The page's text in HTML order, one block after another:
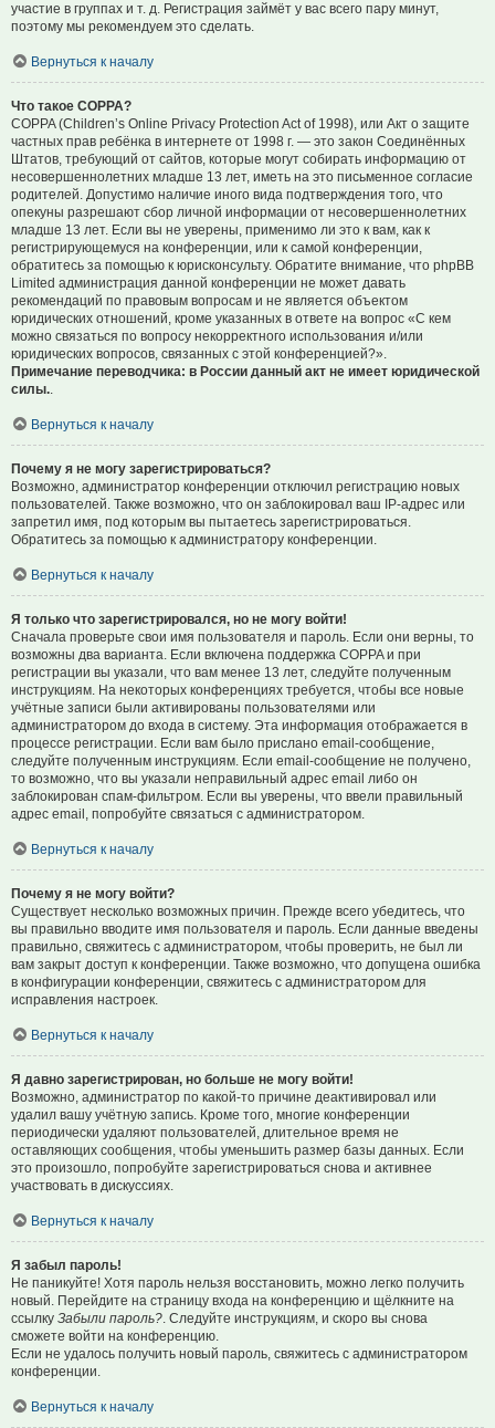
участие в группах и т. д. Регистрация займёт у вас всего пару минут,
поэтому мы рекомендуем это сделать.
Вернуться к началу
Что такое COPPA?
COPPA (Children’s Online Privacy Protection Act of 1998), или Акт о защите
частных прав ребёнка в интернете от 1998 г. — это закон Соединённых
Штатов, требующий от сайтов, которые могут собирать информацию от
несовершеннолетних младше 13 лет, иметь на это письменное согласие
родителей. Допустимо наличие иного вида подтверждения того, что
опекуны разрешают сбор личной информации от несовершеннолетних
младше 13 лет. Если вы не уверены, применимо ли это к вам, как к
регистрирующемуся на конференции, или к самой конференции,
обратитесь за помощью к юрисконсульту. Обратите внимание, что phpBB
Limited администрация данной конференции не может давать
рекомендаций по правовым вопросам и не является объектом
юридических отношений, кроме указанных в ответе на вопрос «С кем
можно связаться по вопросу некорректного использования и/или
юридических вопросов, связанных с этой конференцией?».
Примечание переводчика: в России данный акт не имеет юридической
силы.
Вернуться к началу
Почему я не могу зарегистрироваться?
Возможно, администратор конференции отключил регистрацию новых
пользователей. Также возможно, что он заблокировал ваш IP-адрес или
запретил имя, под которым вы пытаетесь зарегистрироваться.
Обратитесь за помощью к администратору конференции.
Вернуться к началу
Я только что зарегистрировался, но не могу войти!
Сначала проверьте свои имя пользователя и пароль. Если они верны, то
возможны два варианта. Если включена поддержка COPPA и при
регистрации вы указали, что вам менее 13 лет, следуйте полученным
инструкциям. На некоторых конференциях требуется, чтобы все новые
учётные записи были активированы пользователями или
администратором до входа в систему. Эта информация отображается в
процессе регистрации. Если вам было прислано email-сообщение,
следуйте полученным инструкциям. Если email-сообщение не получено,
то возможно, что вы указали неправильный адрес email либо он
заблокирован спам-фильтром. Если вы уверены, что ввели правильный
адрес email, попробуйте связаться с администратором.
Вернуться к началу
Почему я не могу войти?
Существует несколько возможных причин. Прежде всего убедитесь, что
вы правильно вводите имя пользователя и пароль. Если данные введены
правильно, свяжитесь с администратором, чтобы проверить, не был ли
вам закрыт доступ к конференции. Также возможно, что допущена ошибка
в конфигурации конференции, свяжитесь с администратором для
исправления настроек.
Вернуться к началу
Я давно зарегистрирован, но больше не могу войти!
Возможно, администратор по какой-то причине деактивировал или
удалил вашу учётную запись. Кроме того, многие конференции
периодически удаляют пользователей, длительное время не
оставляющих сообщения, чтобы уменьшить размер базы данных. Если
это произошло, попробуйте зарегистрироваться снова и активнее
участвовать в дискуссиях.
Вернуться к началу
Я забыл пароль!
Не паникуйте! Хотя пароль нельзя восстановить, можно легко получить
новый. Перейдите на страницу входа на конференцию и щёлкните на
ссылку Забыли пароль? . Следуйте инструкциям, и скоро вы снова
сможете войти на конференцию.
Если не удалось получить новый пароль, свяжитесь с администратором
конференции.
Вернуться к началу